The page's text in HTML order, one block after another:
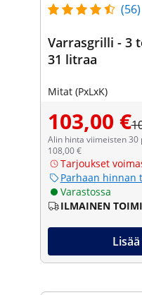
(56)
Varrasgrilli - 3
31 litraa
Mitat (PxLxK)
103,00 €
Alin hinta viimeisten 30
108,00 €
Tarjoukset
Parhaan hinnan
Varastossa
ILMAINEN